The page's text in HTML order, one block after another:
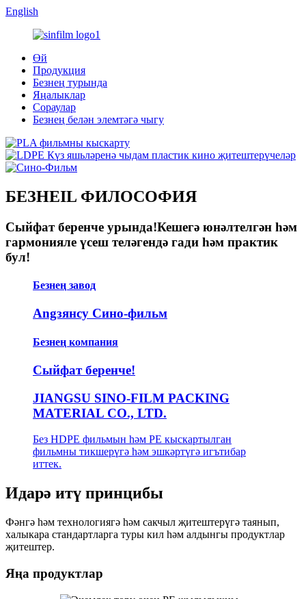
English
Өй
Продукция
Безнең турында
Яңалыклар
Сораулар
Безнең белән элемтәгә чыгу
БЕЗНЕIL ФИЛОСОФИЯ
Сыйфат беренче урында!Кешегә юнәлтелгән һәм
гармонияле үсеш теләгендә гади һәм практик
бул!
Безнең завод
Angзянсу Сино-фильм
Безнең компания
Сыйфат беренче!
JIANGSU SINO-FILM PACKING
MATERIAL CO., LTD.
Без HDPE фильмын һәм PE кыскартылган
фильмны тикшерүгә һәм эшкәртүгә игътибар
иттек.
Идарә итү принцибы
Фәнгә һәм технологиягә һәм сакчыл җитештерүгә таянып,
халыкара стандартларга туры кил һәм алдынгы продуктлар
җитештер.
Яңа продуктлар